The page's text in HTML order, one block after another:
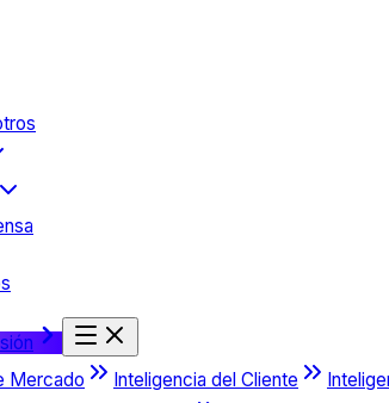
Mercado
Inteligencia del Cliente